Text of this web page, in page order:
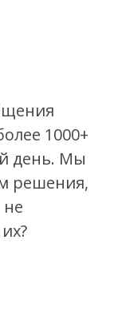
1000+
день. Мы
решения,